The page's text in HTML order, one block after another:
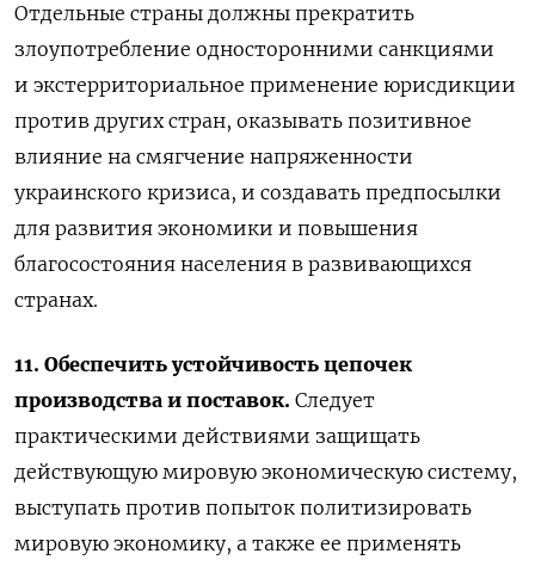
Отдельные страны должны прекратить
злоупотребление односторонними санкциями
и экстерриториальное применение юрисдикции
против других стран, оказывать позитивное
влияние на смягчение напряженности
украинского кризиса, и создавать предпосылки
для развития экономики и повышения
благосостояния населения в развивающихся
странах.
11. Обеспечить устойчивость цепочек
производства и поставок. Следует
практическими действиями защищать
действующую мировую экономическую систему,
выступать против попыток политизировать
мировую экономику, а также ее применять